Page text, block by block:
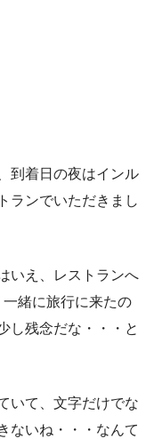
到着日の夜はインル
ランでいただきまし
いえ、レストランへ
緒に旅行に来たの
し残念だな・・・と
いて、文字だけでな
ないね・・・なんて